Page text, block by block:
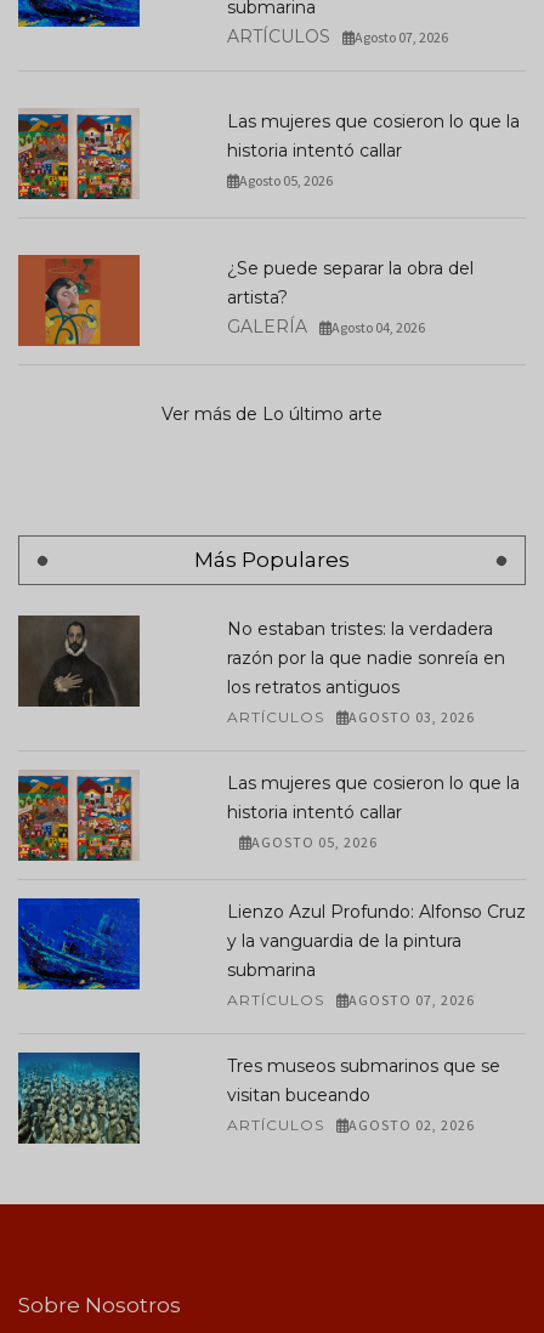
submarina
ARTÍCULOS
Agosto 07, 2026
Las mujeres que cosieron lo que la
historia intentó callar
Agosto 05, 2026
¿Se puede separar la obra del
artista?
GALERÍA
Agosto 04, 2026
Ver más de Lo último arte
Más Populares
No estaban tristes: la verdadera
razón por la que nadie sonreía en
los retratos antiguos
ARTÍCULOS AGOSTO 03, 2026
Las mujeres que cosieron lo que la
historia intentó callar
AGOSTO 05, 2026
Lienzo Azul Profundo: Alfonso Cruz
y la vanguardia de la pintura
submarina
ARTÍCULOS AGOSTO 07, 2026
Tres museos submarinos que se
visitan buceando
ARTÍCULOS AGOSTO 02, 2026
Sobre Nosotros